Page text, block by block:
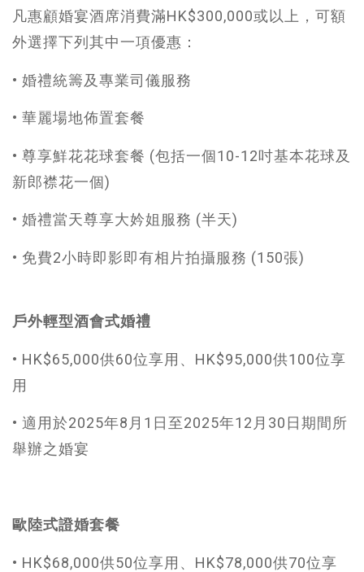
凡惠顧婚宴酒席消費滿HK$300,000或以上，可額
外選擇下列其中一項優惠：​
​​• 婚禮統籌及專業司儀服務
• ​​華麗場地佈置套餐​
• 尊享鮮花花球套餐 (包括一個10-12吋基本花球及
新郎襟花一個)​​
• 婚禮當天尊享大妗姐服務 (半天)
• ​免費2小時即影即有相片拍攝服務 (150張)​​
戶外輕型酒會式婚禮
• HK$65,000供60位享用、HK$95,000供100位享
用
• 適用於2025年8月1日至2025年12月30日期間所
舉辦之婚宴
歐陸式證婚套餐
• HK$68,000供50位享用、HK$78,000供70位享